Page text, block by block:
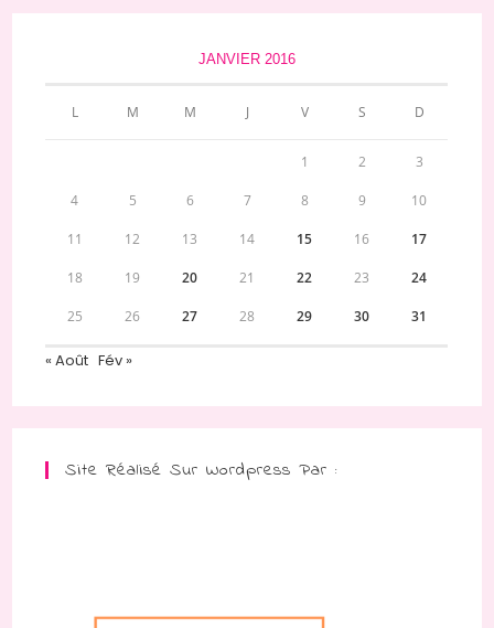
JANVIER 2016
L M M J V S D
1 2 3
4 5 6 7 8 9 10
11 12 13 14 15 16 17
18 19 20 21 22 23 24
25 26 27 28 29 30 31
« Août Fév »
Site Réalisé Sur Wordpress Par :